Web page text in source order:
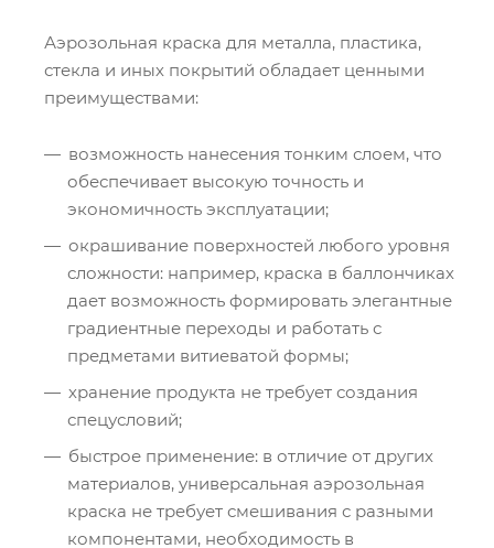
Аэрозольная краска для металла, пластика,
стекла и иных покрытий обладает ценными
преимуществами:
возможность нанесения тонким слоем, что
обеспечивает высокую точность и
экономичность эксплуатации;
окрашивание поверхностей любого уровня
сложности: например, краска в баллончиках
дает возможность формировать элегантные
градиентные переходы и работать с
предметами витиеватой формы;
хранение продукта не требует создания
спецусловий;
быстрое применение: в отличие от других
материалов, универсальная аэрозольная
краска не требует смешивания с разными
компонентами, необходимость в